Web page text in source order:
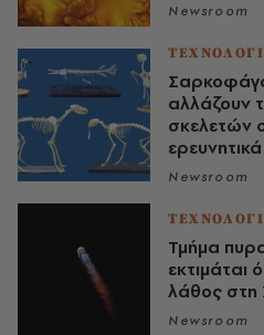
Newsroom
αλλάζουν
σκελετών
Newsroom
Τμήμα
εκτιμάται
λάθος στη
Newsroom